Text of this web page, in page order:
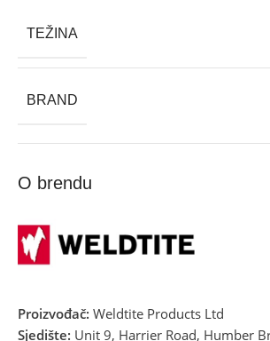
TEŽINA
BRAND
O brendu
Proizvođač: Weldtite Products Ltd
Sjedište: Unit 9, Harrier Road, Humber